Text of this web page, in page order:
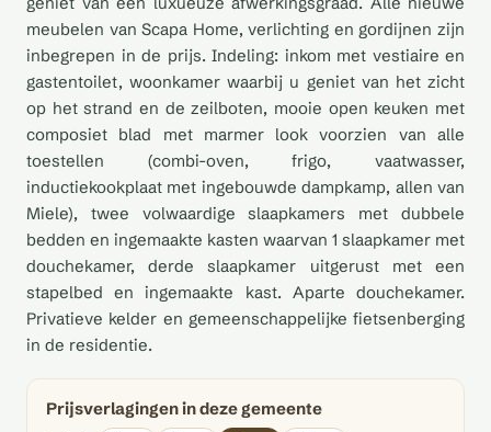
meubelen van Scapa Home, verlichting en gordijnen zijn
inbegrepen in de prijs. Indeling: inkom met vestiaire en
gastentoilet, woonkamer waarbij u geniet van het zicht
op het strand en de zeilboten, mooie open keuken met
composiet blad met marmer look voorzien van alle
toestellen (combi-oven, frigo, vaatwasser,
inductiekookplaat met ingebouwde dampkamp, allen van
Miele), twee volwaardige slaapkamers met dubbele
bedden en ingemaakte kasten waarvan 1 slaapkamer met
douchekamer, derde slaapkamer uitgerust met een
stapelbed en ingemaakte kast. Aparte douchekamer.
Privatieve kelder en gemeenschappelijke fietsenberging
in de residentie.
Prijsverlagingen in deze gemeente